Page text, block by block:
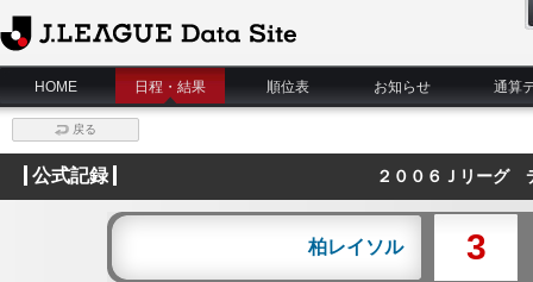
J.League Data Site
HOME
日程・結果 順位表 お知らせ 通算
戻る
公式記録 ２００６Ｊリーグ
柏レイソル 3